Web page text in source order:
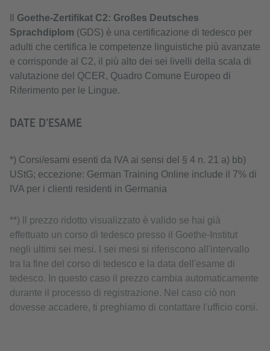
Goethe-Zertifikat C2: Großes Deutsches
Sprachdiplom (GDS) è una certificazione di tedesco per
adulti che certifica le competenze linguistiche più avanzate
e corrisponde al C2, il più alto dei sei livelli della scala di
valutazione del QCER, Quadro Comune Europeo di
Riferimento per le Lingue.
DATE D’ESAME
*) Corsi/esami esenti da IVA ai sensi del § 4 n. 21 a) bb)
UStG; eccezione: German Training Online include il 7% di
IVA per i clienti residenti in Germania
**) Il prezzo ridotto visualizzato è valido se hai già
effettuato un corso di tedesco presso il Goethe-Institut
negli ultimi sei mesi. I sei mesi si riferiscono all'intervallo
tra la fine del corso di tedesco e la data dell'esame di
tedesco. In questo caso il prezzo cambia automaticamente
durante il processo di registrazione. Nel caso ciò non
dovesse accadere, ti preghiamo di contattare l'ufficio corsi.